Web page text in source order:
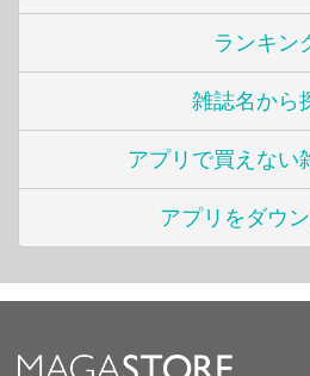
ランキン
雑誌名から
アプリで買えない
アプリをダウ